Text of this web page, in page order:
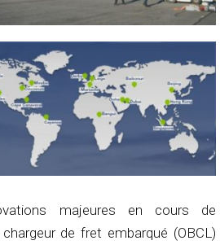
majeures en cours de
de fret embarqué (OBCL)